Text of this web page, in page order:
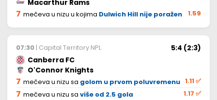
Macarthur Rams
7 mečeva u nizu u kojima Dulwich Hill nije poražen 1.59
07:30 | Capital Territory NPL
5:4 (2:3)
Canberra FC
O'Connor Knights
7 mečeva u nizu sa golom u prvom poluvremenu 1.11✅
7 mečeva u nizu sa više od 2.5 gola 1.17 ✅